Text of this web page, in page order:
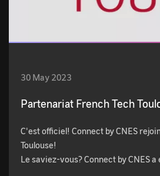
30 May 2023
Partenariat French Tech
C'est officiel! Connect by CNES
Toulouse!
Le saviez-vous? Connect by CNES a